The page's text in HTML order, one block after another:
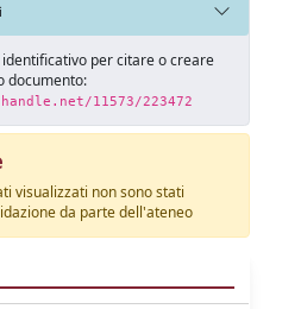
per citare o creare
documento:
11573/223472
visualizzati non sono stati
da parte dell'ateneo